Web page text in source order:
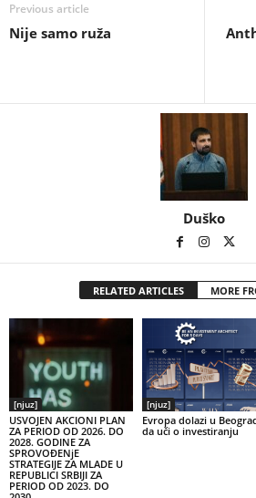
Previous article
Nije samo ruža
Duško
RELATED ARTICLES MORE
[njuz]
USVOJEN AKCIONI PLAN
ZA PERIOD OD 2026. DO
2028. GODINE ZA
SPROVOĐENjE
STRATEGIJE ZA MLADE U
REPUBLICI SRBIJI ZA
PERIOD OD 2023. DO
[njuz]
Evropa dolazi u
da uči o investiranju